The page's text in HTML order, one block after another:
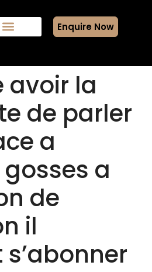
Enquire Now
avoir la
de parler
a
a
de
il